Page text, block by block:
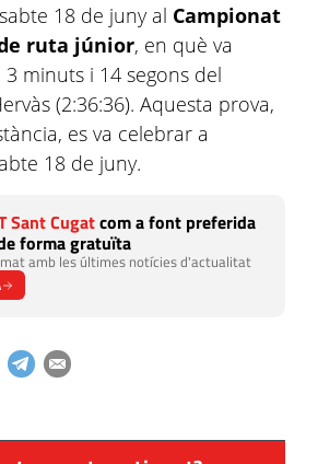
18 de juny al Campionat
ruta júnior, en què va
3 minuts i 14 segons del
(2:36:36). Aquesta prova,
es va celebrar a
18 de juny.
Sant Cugatcom a font preferida
forma gratuïta
amb les últimes notícies d'actualitat